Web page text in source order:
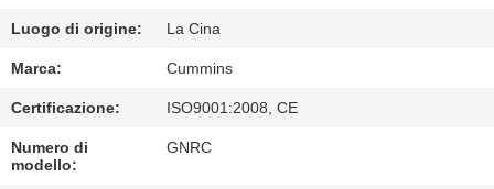
DI
QUALITÀ
CONTATTICI
Luogo di origine: La Cina
Marca: Cummins
Certificazione: ISO9001:2008, CE
Numero di
modello:
GNRC